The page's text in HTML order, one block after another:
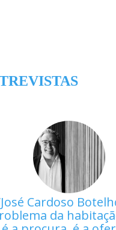
José Cardoso
da